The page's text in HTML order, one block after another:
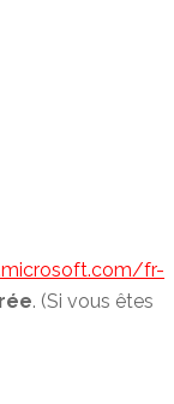
fr-
. (Si vous êtes